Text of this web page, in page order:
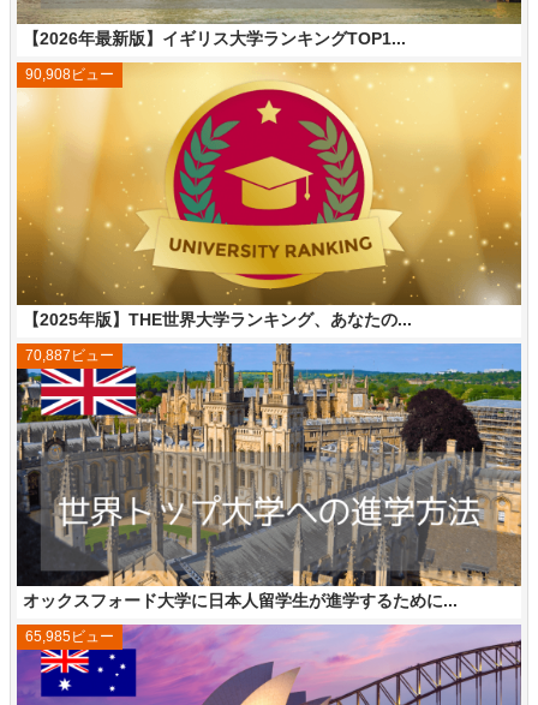
【2026年最新版】イギリス大学ランキングTOP1...
【2025年版】THE世界大学ランキング、あなたの...
90,908ビュー
オックスフォード大学に日本人留学生が進学するために...
70,887ビュー
65,985ビュー